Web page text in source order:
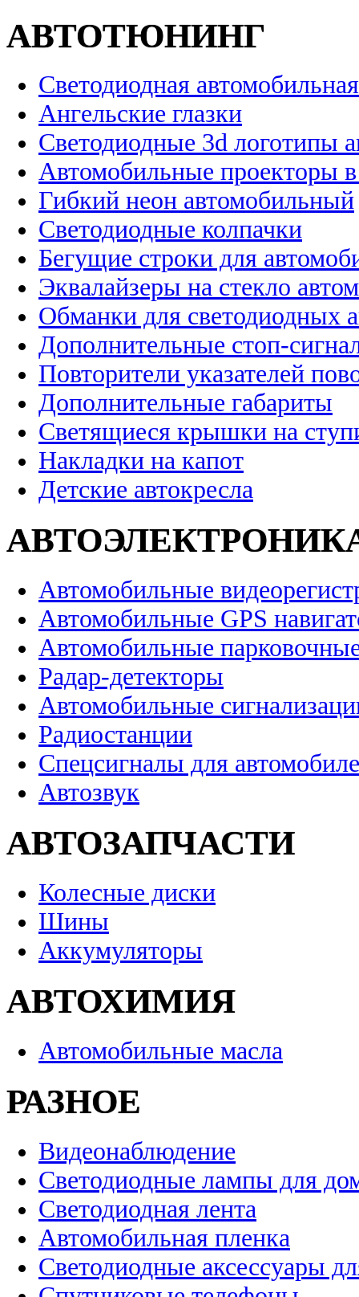
АВТОТЮНИНГ
Светодиодная
Ангельские глазки
Светодиодные 3d логотипы
Автомобильные проекторы
Гибкий неон автомобильный
Светодиодные колпачки
Бегущие строки для
Эквалайзеры на стекло
Обманки для светодиодных
Дополнительные стоп-
Повторители указателей
Дополнительные габариты
Светящиеся крышки на
Накладки на капот
Детские автокресла
Автомобильные
Автомобильные GPS
Автомобильные
Радар-детекторы
Автомобильные
Радиостанции
Спецсигналы для
Автозвук
АВТОЗАПЧАСТИ
Колесные диски
Шины
Аккумуляторы
АВТОХИМИЯ
Автомобильные масла
РАЗНОЕ
Видеонаблюдение
Светодиодные лампы для
Светодиодная лента
Автомобильная пленка
Светодиодные аксессуары